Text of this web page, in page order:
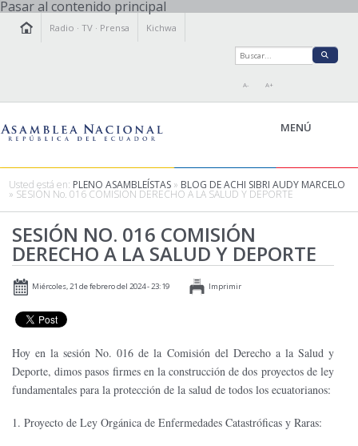
Pasar al contenido principal
Radio ·TV · Prensa Kichwa
A- A+
MENÚ
LEGISLAMOS
FISCALIZAMOS
TRANSPARENCIA
PRENSA
PARTICIPACIÓN
AGENDA
Usted está en: PLENO ASAMBLEÍSTAS » BLOG DE ACHI SIBRI AUDY MARCELO
» SESIÓN No. 016 COMISIÓN DERECHO A LA SALUD Y DEPORTE
SESIÓN NO. 016 COMISIÓN
DERECHO A LA SALUD Y DEPORTE
Miércoles, 21 de febrero del 2024 - 23:19 Imprimir
Hoy en la sesión No. 016 de la Comisión del Derecho a la Salud y
Deporte, dimos pasos firmes en la construcción de dos proyectos de ley
fundamentales para la protección de la salud de todos los ecuatorianos:
1. Proyecto de Ley Orgánica de Enfermedades Catastróficas y Raras: